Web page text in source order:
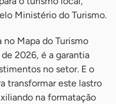
Ministério do Turismo.
Mapa do Turismo
2026, é a garantia
no setor. E o
transformar este lastro
na formatação